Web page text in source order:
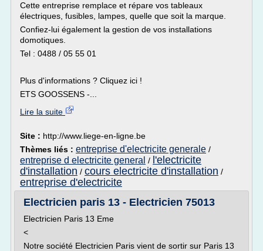
Cette entreprise remplace et répare vos tableaux
électriques, fusibles, lampes, quelle que soit la marque.
Confiez-lui également la gestion de vos installations
domotiques.
Tel : 0488 / 05 55 01
Plus d'informations ? Cliquez ici !
ETS GOOSSENS -...
Lire la suite
Site : http://www.liege-en-ligne.be
Thèmes liés : entreprise d'electricite generale /
entreprise d electricite general / l'electricite
d'installation / cours electricite d'installation /
entreprise d'electricite
Electricien paris 13 - Electricien 75013
Electricien Paris 13 Eme
<
Notre société Electricien Paris vient de sortir sur Paris 13